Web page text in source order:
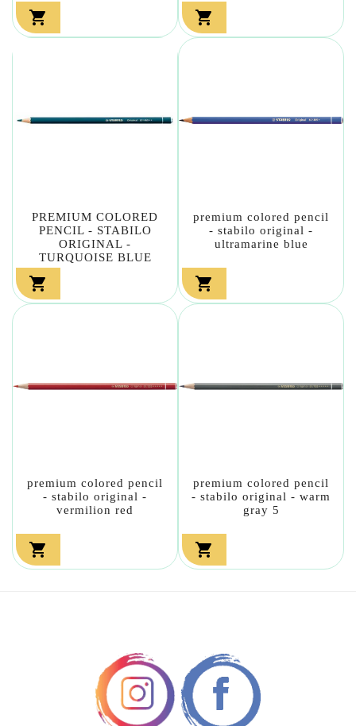
 
PREMIUM COLORED
PENCIL - STABILO
ORIGINAL -
TURQUOISE BLUE

premium colored pencil
- stabilo original -
ultramarine blue

premium colored pencil
- stabilo original -
vermilion red

premium colored pencil
- stabilo original - warm
gray 5
